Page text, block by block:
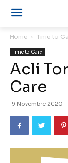
Home Time to
Time to Care
Acli
Care
9 Novembre 2020